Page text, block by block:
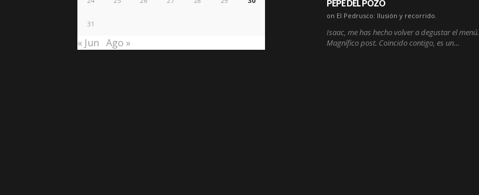
31
« Jun Ago »
PEPE DEL POZO
on El Pedrusco: Ilusión y recorrido.
Isaac, me has hecho volver a degustar el menú.
Magnífico post. Coincido contigo, es un…